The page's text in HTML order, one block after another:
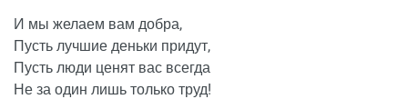
И мы желаем вам добра,
Пусть лучшие деньки придут,
Пусть люди ценят вас всегда
Не за один лишь только труд!